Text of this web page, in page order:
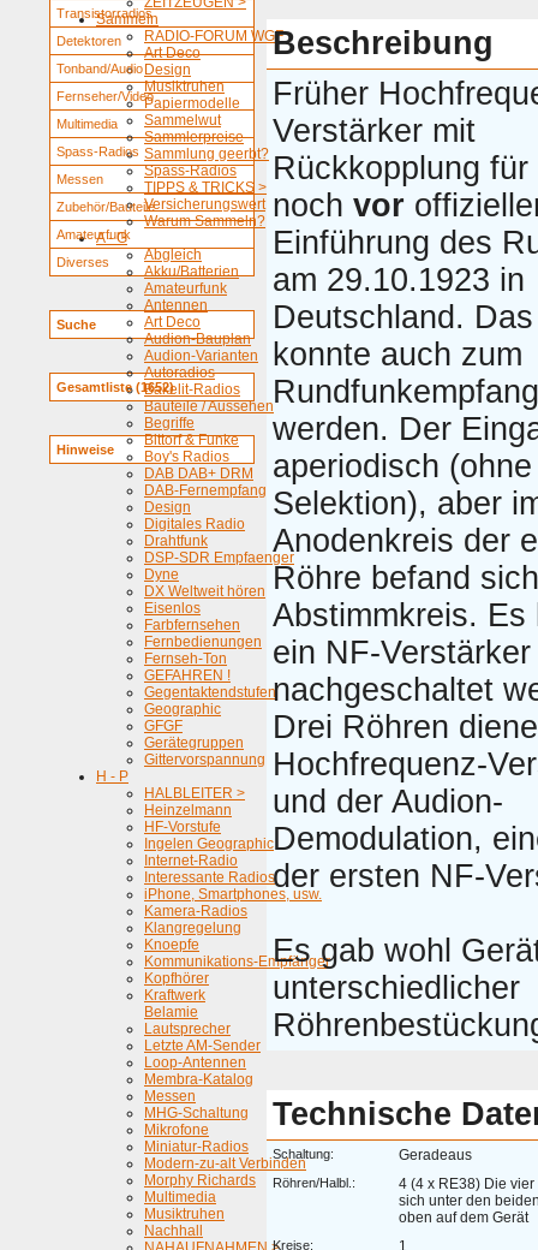
Sammeln
RADIO-FORUM WGF
Art Deco
Design
Musiktruhen
Papiermodelle
Sammelwut
Sammlerpreise
Sammlung geerbt?
Spass-Radios
TIPPS & TRICKS >
Versicherungswert
Warum Sammeln?
A - G
Abgleich
Akku/Batterien
Amateurfunk
Antennen
Art Deco
Audion-Bauplan
Audion-Varianten
Autoradios
Bakelit-Radios
Bauteile / Aussehen
Begriffe
Bittorf & Funke
Boy's Radios
DAB DAB+ DRM
DAB-Fernempfang
Design
Digitales Radio
Drahtfunk
DSP-SDR Empfaenger
Dyne
DX Weltweit hören
Eisenlos
Farbfernsehen
Fernbedienungen
Fernseh-Ton
GEFAHREN !
Gegentaktendstufen
Geographic
GFGF
Gerätegruppen
Gittervorspannung
H - P
HALBLEITER >
Heinzelmann
HF-Vorstufe
Ingelen Geographic
Internet-Radio
Interessante Radios
iPhone, Smartphones, usw.
Kamera-Radios
Klangregelung
Knoepfe
Kommunikations-Empfänger
Kopfhörer
Kraftwerk
Belamie
Lautsprecher
Letzte AM-Sender
Loop-Antennen
Membra-Katalog
Messen
MHG-Schaltung
Mikrofone
Miniatur-Radios
Modern-zu-alt Verbinden
Morphy Richards
Multimedia
Musiktruhen
Nachhall
Transistorradios
Detektoren
Tonband/Audio
Fernseher/Video
Multimedia
Spass-Radios
Messen
Zubehör/Bauteile
Amateurfunk
Diverses
Suche
Gesamtliste (1652)
Hinweise
Beschreibung
Früher
Verstärker mit
Rückkopplung für
noch vor
Einführung des
am 29.10.1923 in
Deutschland.
konnte auch zum
werden. Der
aperiodisch (ohne
Selektion), aber
Anodenkreis der
Röhre befand
Abstimmkreis. Es
ein NF-Verstärker
nachgeschaltet
Drei Röhren
Hochfrequenz-
und der Audion-
Demodulation,
der ersten NF-
Es gab wohl
unterschiedlicher
Technische
Schaltung: Geradeaus
Röhren/Halbl.:
4 (4 x RE38) Die
sich unter den
oben auf dem Gerät
Kreise: 1